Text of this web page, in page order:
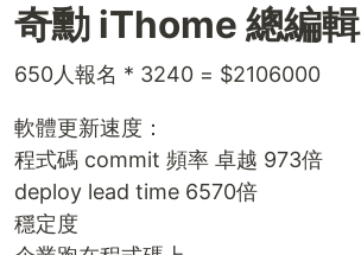
奇勳 iThome 總編輯
650人報名 * 3240 = $2106000
軟體更新速度：
程式碼 commit 頻率 卓越 973倍
deploy lead time 6570倍
穩定度